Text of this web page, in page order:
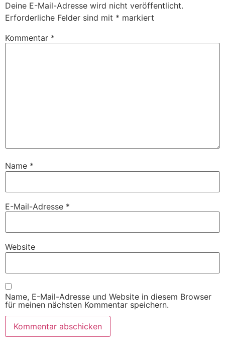
Deine E-Mail-Adresse wird nicht veröffentlicht.
Erforderliche Felder sind mit * markiert
Kommentar *
Name *
E-Mail-Adresse *
Website
Name, E-Mail-Adresse und Website in diesem Browser
für meinen nächsten Kommentar speichern.